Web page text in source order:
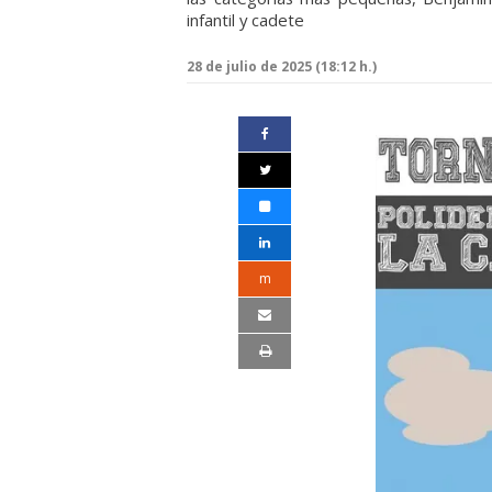
infantil y cadete
28 de julio de 2025 (18:12 h.)
m